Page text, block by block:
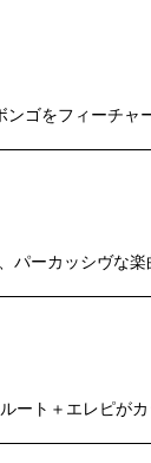
ンゴをフィーチ
パーカッシヴな
ート＋エレピが